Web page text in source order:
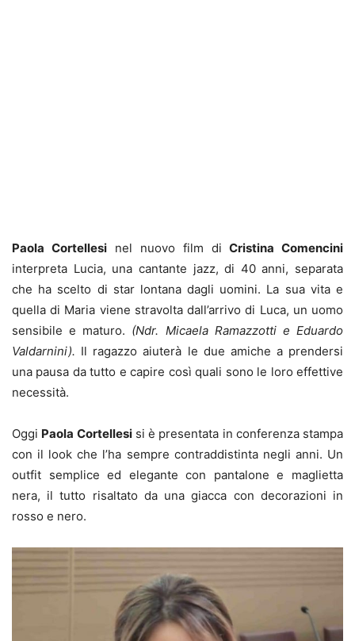
Paola Cortellesi nel nuovo film di Cristina Comencini
interpreta Lucia, una cantante jazz, di 40 anni, separata
che ha scelto di star lontana dagli uomini. La sua vita e
quella di Maria viene stravolta dall’arrivo di Luca, un uomo
sensibile e maturo. (Ndr. Micaela Ramazzotti e Eduardo
Valdarnini). Il ragazzo aiuterà le due amiche a prendersi
una pausa da tutto e capire così quali sono le loro effettive
necessità.
Oggi Paola Cortellesisi è presentata in conferenza stampa
con il look che l’ha sempre contraddistinta negli anni. Un
outfit semplice ed elegante con pantalone e maglietta
nera, il tutto risaltato da una giacca con decorazioni in
rosso e nero.